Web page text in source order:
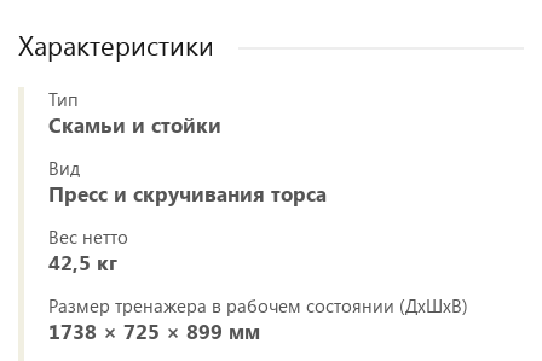
Характеристики
Тип
Скамьи и стойки
Вид
Пресс и скручивания торса
Вес нетто
42,5 кг
Размер тренажера в рабочем состоянии (ДxШxВ)
1738 × 725 × 899 мм